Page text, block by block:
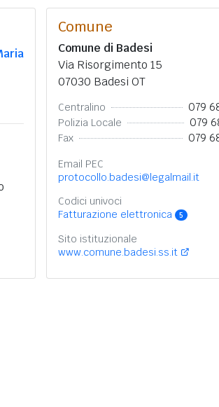
Comune
Comune di Badesi
Via Risorgimento 15
07030 Badesi OT
Centralino 079
Polizia Locale 079
Fax 079
Email PEC
protocollo.badesi@legalmail.it
Codici univoci
Fatturazione elettronica
5
Sito istituzionale
www.comune.badesi.ss.it